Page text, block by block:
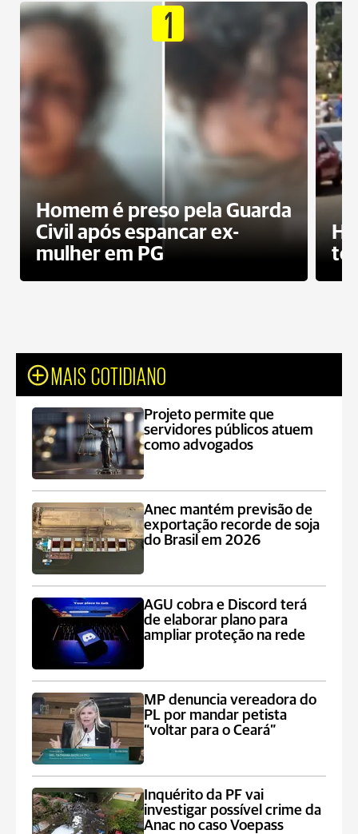
1
Homem é preso pela Guarda
Civil após espancar ex-
mulher em PG
MAIS COTIDIANO
Projeto permite que
servidores públicos atuem
como advogados
Anec mantém previsão de
exportação recorde de soja
do Brasil em 2026
AGU cobra e Discord terá
de elaborar plano para
ampliar proteção na rede
MP denuncia vereadora do
PL por mandar petista
“voltar para o Ceará”
Inquérito da PF vai
investigar possível crime da
Anac no caso Voepass